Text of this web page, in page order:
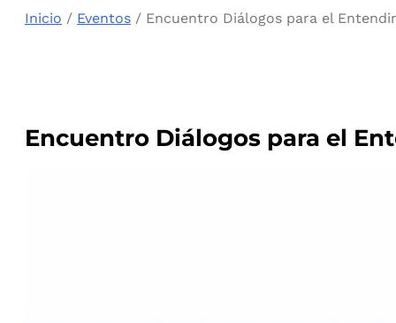
Inicio / Eventos / Encuentro Diálogos para el
Encuentro Diálogos para el